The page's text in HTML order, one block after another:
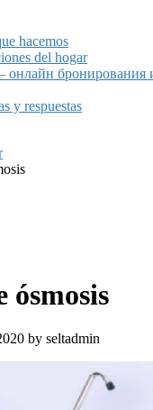
hacemos
del hogar
онлайн бронирования
y respuestas
ósmosis
by seltadmin